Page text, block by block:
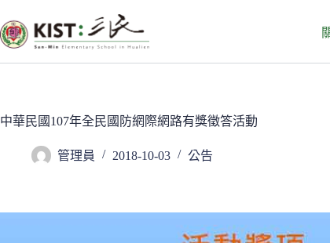
至
主
要
中華民國107年全民國防網際網路有獎徵答活動
管理員 2018-10-03 公告